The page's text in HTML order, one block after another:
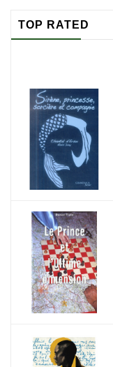
Parascolaire
Religion
Ésotérisme
Romans
Genre
Romance
Sciences
Humaines
Sociales
TOP RATED